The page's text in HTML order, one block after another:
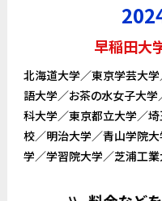
早稲田大
北海道大学／東京学芸大
語大学／お茶の水女子大
科大学／東京都立大学／
校／明治大学／青山学院
学／学習院大学／芝浦工